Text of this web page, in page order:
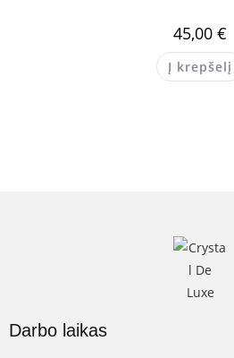
45,00 €
Į krepšelį
Darbo laikas